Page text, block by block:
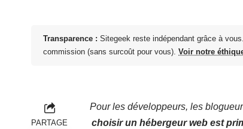
Transparence : Sitegeek reste indépendant grâce à
commission (sans surcoût pour vous). Voir notre
PARTAGE
Pour les développeurs, les
choisir un hébergeur web est